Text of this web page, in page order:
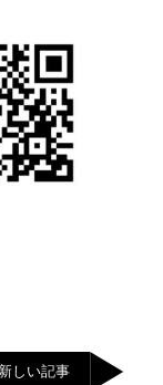
新しい記事